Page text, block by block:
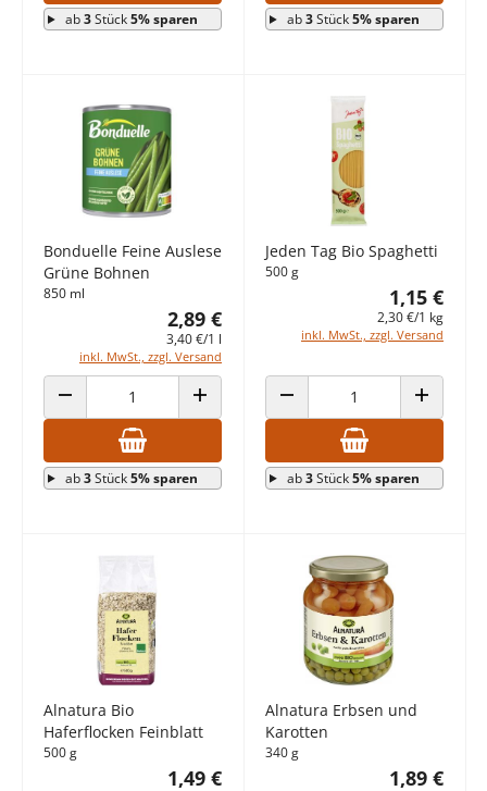
ab3Stück5% sparen ab3Stück5% sparen
Bonduelle Feine Auslese
Grüne Bohnen
850 ml
2,89 €
3,40 €/1 l
inkl. MwSt., zzgl. Versand
ANZAHL VERRINGERN ANZAHL ERHÖHEN
ab3Stück5% sparen
Jeden Tag Bio Spaghetti
500 g
1,15 €
2,30 €/1 kg
inkl. MwSt., zzgl. Versand
ANZAHL VERRINGERN ANZAHL
ab3Stück5% sparen
Alnatura Bio
Haferflocken Feinblatt
500 g
1,49 €
Alnatura Erbsen und
Karotten
340 g
1,89 €